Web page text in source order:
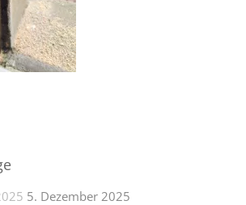
5. Dezember 2025